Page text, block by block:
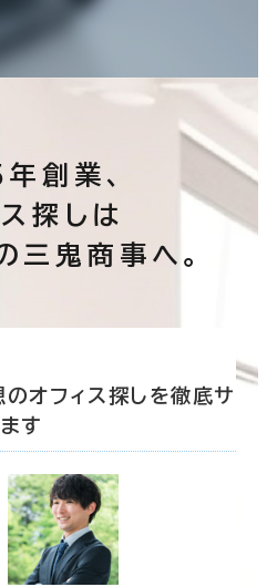
創業、
探しは
三鬼商事へ。
オフィス探しを徹底サ
す